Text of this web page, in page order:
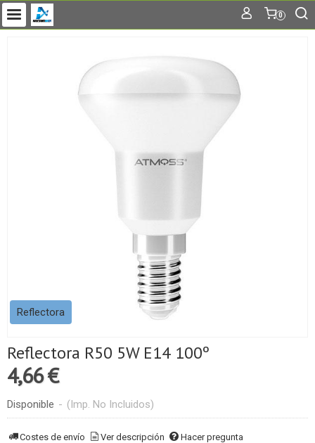
0
Reflectora
Reflectora R50 5W E14 100º
4,66 €
Disponible - (Imp. No Incluidos)
Costes de envío Ver descripción Hacer pregunta